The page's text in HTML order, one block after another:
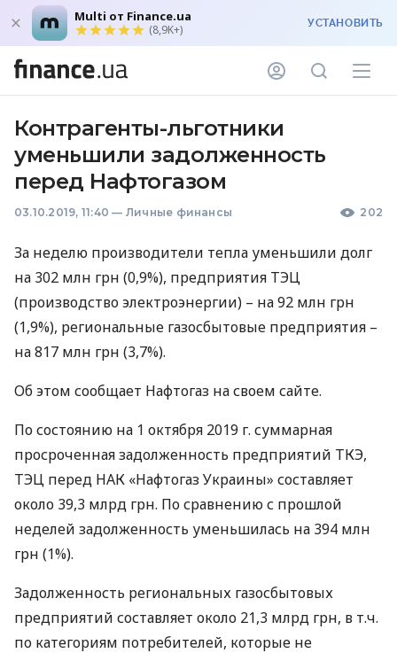
Multi от Finance.ua
(8,9K+) УСТАНОВИТЬ
Контрагенты-льготники
уменьшили задолженность
перед Нафтогазом
03.10.2019, 11:40 — Личные финансы 202
За неделю производители тепла уменьшили долг
на 302 млн грн (0,9%), предприятия ТЭЦ
(производство электроэнергии) – на 92 млн грн
(1,9%), региональные газосбытовые предприятия –
на 817 млн ​​грн (3,7%).
Об этом сообщает Нафтогаз на своем сайте.
По состоянию на 1 октября 2019 г. суммарная
просроченная задолженность предприятий ТКЭ,
ТЭЦ перед НАК «Нафтогаз Украины» составляет
около 39,3 млрд грн. По сравнению с прошлой
неделей задолженность уменьшилась на 394 млн
грн (1%).
Задолженность региональных газосбытовых
предприятий составляет около 21,3 млрд грн, в т.ч.
по категориям потребителей, которые не